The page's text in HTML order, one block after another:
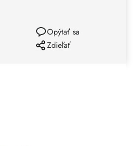
Opýtať sa
Zdieľať